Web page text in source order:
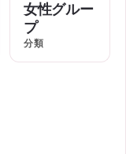
女性グルー
プ
分類